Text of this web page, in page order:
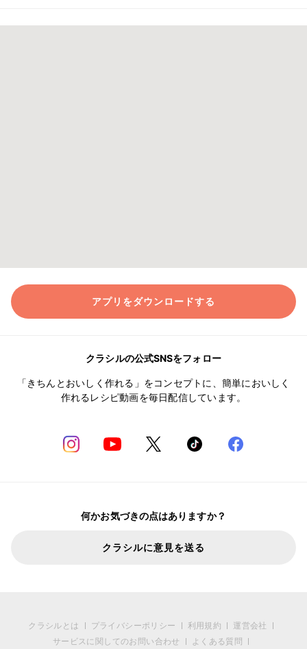
アプリをダウンロードする
クラシルの公式SNSをフォロー
「きちんとおいしく作れる」をコンセプトに、簡単においしく
作れるレシピ動画を毎日配信しています。
何かお気づきの点はありますか？
クラシルに意見を送る
クラシルとは プライバシーポリシー 利用規約
運営会社
サービスに関してのお問い合わせ
よくある質問